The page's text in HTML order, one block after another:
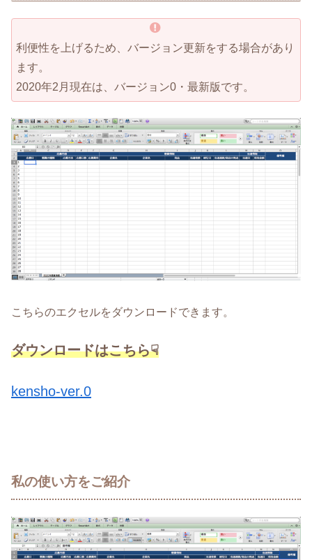
利便性を上げるため、バージョン更新をする場合があり
ます。
2020年2月現在は、バージョン0・最新版です。
こちらのエクセルをダウンロードできます。
ダウンロードはこちら☟
kensho-ver.0
私の使い方をご紹介